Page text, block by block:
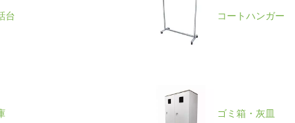
台 コートハンガー
ゴミ箱・灰皿